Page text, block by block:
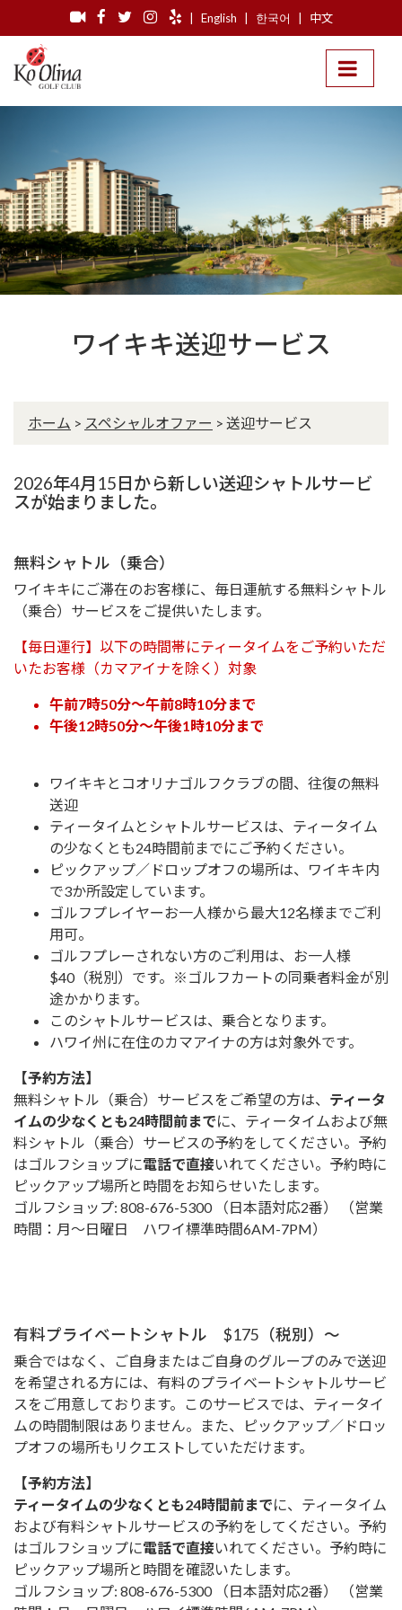
English 한국어 中文
ワイキキ送迎サービス
ホーム > スペシャルオファー > 送迎サービス
2026年4月15日から新しい送迎シャトルサービ
スが始まりました。
無料シャトル（乗合）
ワイキキにご滞在のお客様に、毎日運航する無料シャトル
（乗合）サービスをご提供いたします。
【毎日運行】以下の時間帯にティータイムをご予約いただ
いたお客様（カマアイナを除く）対象
午前7時50分～午前8時10分まで
午後12時50分～午後1時10分まで
ワイキキとコオリナゴルフクラブの間、往復の無料
送迎
ティータイムとシャトルサービスは、ティータイム
の少なくとも24時間前までにご予約ください。
ピックアップ／ドロップオフの場所は、ワイキキ内
で3か所設定しています。
ゴルフプレイヤーお一人様から最大12名様までご利
用可。
ゴルフプレーされない方のご利用は、お一人様
$40（税別）です。※ゴルフカートの同乗者料金が別
途かかります。
このシャトルサービスは、乗合となります。
ハワイ州に在住のカマアイナの方は対象外です。
【予約方法】
無料シャトル（乗合）サービスをご希望の方は、 ティータ
イムの少なくとも24時間前までに、ティータイムおよび無
料シャトル（乗合）サービスの予約をしてください。予約
はゴルフショップに電話で直接いれてください。予約時に
ピックアップ場所と時間をお知らせいたします。
ゴルフショップ: 808-676-5300 （日本語対応2番） （営業
時間：月～日曜日 ハワイ標準時間6AM-7PM）
有料プライベートシャトル $175（税別）～
乗合ではなく、ご自身またはご自身のグループのみで送迎
を希望される方には、有料のプライベートシャトルサービ
スをご用意しております。このサービスでは、ティータイ
ムの時間制限はありません。また、ピックアップ／ドロッ
プオフの場所もリクエストしていただけます。
【予約方法】
ティータイムの少なくとも24時間前までに、ティータイム
および有料シャトルサービスの予約をしてください。予約
はゴルフショップに電話で直接いれてください。予約時に
ピックアップ場所と時間を確認いたします。
ゴルフショップ: 808-676-5300 （日本語対応2番） （営業